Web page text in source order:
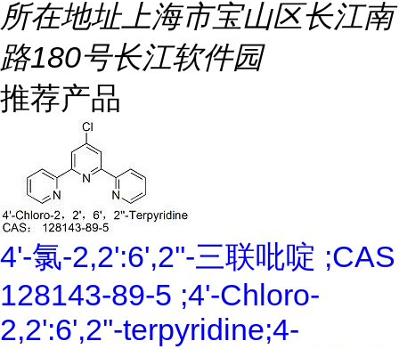
所在地址上海市宝山区长江南
路180号长江软件园
推荐产品
4'-氯-2,2':6',2''-三联吡啶 ;CAS
128143-89-5 ;4'-Chloro-
2,2':6',2''-terpyridine;4-